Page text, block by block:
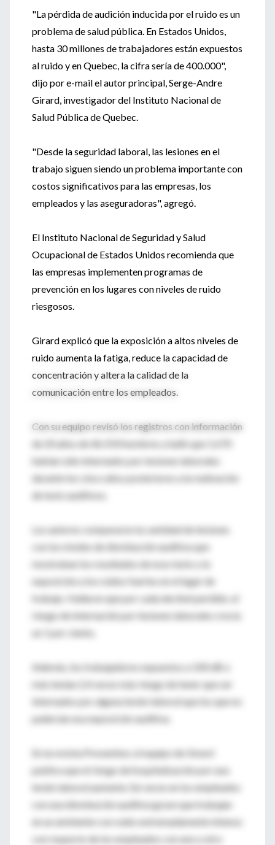
"La pérdida de audición inducida por el ruido es un
problema de salud pública. En Estados Unidos,
hasta 30 millones de trabajadores están expuestos
al ruido y en Quebec, la cifra sería de 400.000",
dijo por e-mail el autor principal, Serge-Andre
Girard, investigador del Instituto Nacional de
Salud Pública de Quebec.
"Desde la seguridad laboral, las lesiones en el
trabajo siguen siendo un problema importante con
costos significativos para las empresas, los
empleados y las aseguradoras", agregó.
El Instituto Nacional de Seguridad y Salud
Ocupacional de Estados Unidos recomienda que
las empresas implementen programas de
prevención en los lugares con niveles de ruido
riesgosos.
Girard explicó que la exposición a altos niveles de
ruido aumenta la fatiga, reduce la capacidad de
concentración y altera la calidad de la
comunicación entre los empleados.
Con su equipo revisó los registros con información
de 20 años de 46.550 hombres y halló que 1.670
habían sido internados por lesiones laborales
durante los cinco años posteriores a la realización
de tests auditivos.
Los autores compararon la cantidad de lesiones
con los niveles de disminución auditiva que
mostraban los resultados de esos tests y la
exposición a los ruidos fuertes en el lugar de
trabajo. Hallaron que por cada decibel perdido, el
riesgo de internación por lesiones laborales crecía
un 1 por ciento.
Además, los trabajadores expuestos a 100 dB o
más tenían 2,4 veces más riesgo de tener que ser
internados por alguna lesión laboral que los que no
padecían esa exposición auditiva.
En la revista Prevention, el equipo de Girard
publica que el riesgo de hospitalización por una
lesión laboral aumenta 3,6 veces en los empleados
con una disminución auditiva grave que trabajan
en un ambiente con ruido extremadamente intenso
con respecto de los empleados con uno u otro